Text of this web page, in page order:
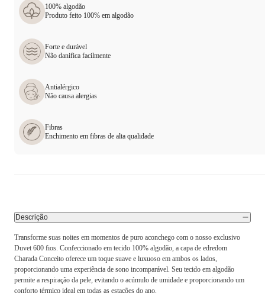
100% algodão
Produto feito 100% em algodão
Forte e durável
Não danifica facilmente
Antialérgico
Não causa alergias
Fibras
Enchimento em fibras de alta qualidade
Descrição
Transforme suas noites em momentos de puro aconchego com o nosso exclusivo
Duvet 600 fios. Confeccionado em tecido 100% algodão, a capa de edredom
Charada Conceito oferece um toque suave e luxuoso em ambos os lados,
proporcionando uma experiência de sono incomparável. Seu tecido em algodão
permite a respiração da pele, evitando o acúmulo de umidade e proporcionando um
conforto térmico ideal em todas as estações do ano.